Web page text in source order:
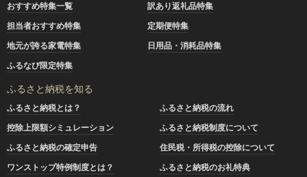
おすすめ特集一覧
訳あり返礼品特集
担当者おすすめ特集
定期便特集
地元が誇る家電特集
日用品・消耗品特集
ふるなび限定特集
ふるさと納税を知る
ふるさと納税とは？
ふるさと納税の流れ
控除上限額シミュレーション
ふるさと納税制度について
ふるさと納税の確定申告
住民税・所得税の控除について
ワンストップ特例制度とは？
ふるさと納税のお礼特典